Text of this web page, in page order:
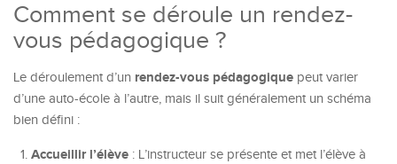
Comment se déroule un rendez-
vous pédagogique ?
Le déroulement d’un rendez-vous pédagogique peut varier
d’une auto-école à l’autre, mais il suit généralement un schéma
bien défini :
Accueillir l’élève : L’instructeur se présente et met l’élève à